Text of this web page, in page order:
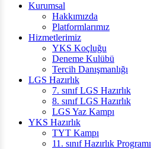
Kurumsal
Hakkımızda
Platformlarımız
Hizmetlerimiz
YKS Koçluğu
Deneme Kulübü
Tercih Danışmanlığı
LGS Hazırlık
7. sınıf LGS Hazırlık
8. sınıf LGS Hazırlık
LGS Yaz Kampı
YKS Hazırlık
TYT Kampı
11. sınıf Hazırlık Programı